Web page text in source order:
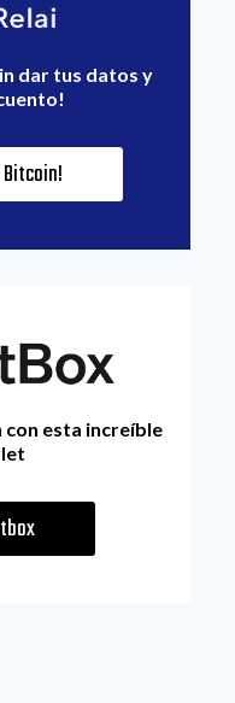
dar tus datos y
esta increíble